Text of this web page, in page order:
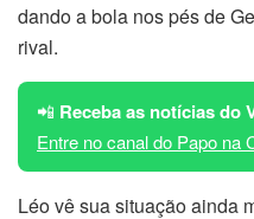
dando a bola nos pés de
rival.
📲 Receba as notícias do
Entre no canal do Papo na
Léo vê sua situação ainda